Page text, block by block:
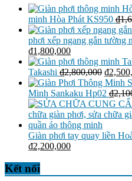
minh Hòa Phát KS950 ₫
phơi xếp ngang gắn tường
Giá
gốc
là:
₫1,850,000.
₫1,800,000Giá
hiện
tại
là:
₫1,800,000.
Takashi ₫2,800,000 Giá
gốc
là:
₫
Minh Sankaku Hp02 ₫
Giàn phơi tay quay liền
Giá
là:
₫2,600,000.
₫2,200,000Giá
là:
Kết nối